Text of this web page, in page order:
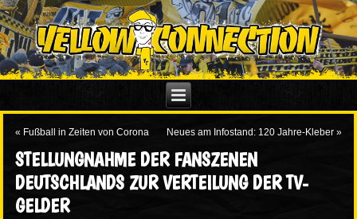
« Fußball in Zeiten von Corona Neues am Infostand: 120 Jahre-Kleber»
STELLUNGNAHME DER FANSZENEN
DEUTSCHLANDS ZUR VERTEILUNG DER TV-
GELDER